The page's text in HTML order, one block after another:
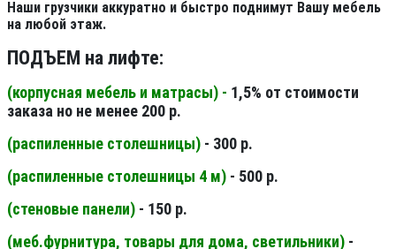
Наши грузчики аккуратно и быстро поднимут Вашу мебель
на любой этаж.
ПОДЪЕМ на лифте:
(корпусная мебель и матрасы) - 1,5% от стоимости
заказа но не менее 200 р.
(распиленные столешницы) - 300 р.
(распиленные столешницы 4 м) - 500 р.
(стеновые панели) - 150 р.
(меб.фурнитура, товары для дома, светильники) -